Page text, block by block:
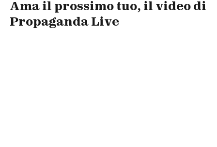
Ama il prossimo tuo, il video di
Propaganda Live